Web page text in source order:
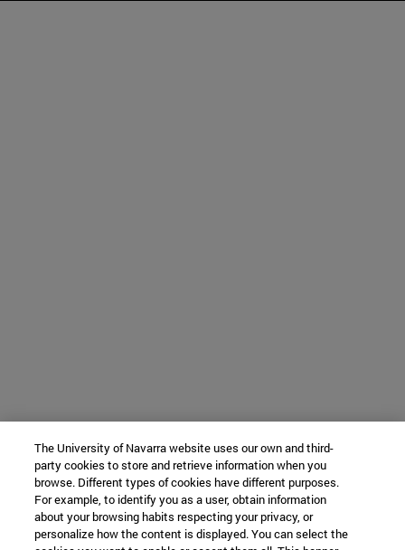
The University of Navarra website uses our own and third-
party cookies to store and retrieve information when you
browse. Different types of cookies have different purposes.
For example, to identify you as a user, obtain information
about your browsing habits respecting your privacy, or
personalize how the content is displayed. You can select the